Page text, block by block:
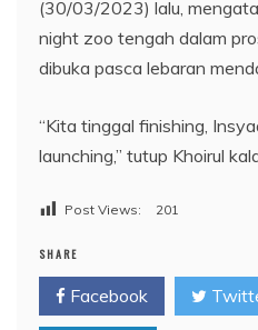
(30/03/2023) lalu,
night zoo tengah dalam
dibuka pasca lebaran
“Kita tinggal finishing,
launching,” tutup Khoirul
Post Views: 201
SHARE
Facebook